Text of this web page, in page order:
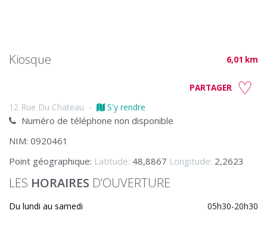
Kiosque 6,01 km
PARTAGER
12 Rue Du Chateau - S'y rendre
Numéro de téléphone non disponible
NIM: 0920461
Point géographique: Latitude: 48,8867 Longitude: 2,2623
LES HORAIRES D’OUVERTURE
Du lundi au samedi 05h30-20h30